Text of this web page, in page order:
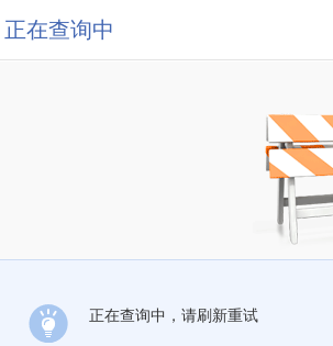
正在查询中
正在查询中，请刷新重试